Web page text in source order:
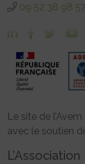
09 52 38 98
Le site de
avec le soutien
L’Association